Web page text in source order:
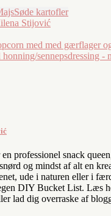
Søde kartofler
Stijović
med med gærflager
sennepsdressing -
professionel snack
og mindst af alt en
ude i naturen eller i
DIY Bucket List. Læs
lad dig overraske af